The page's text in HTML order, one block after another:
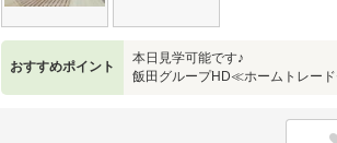
おすすめポイント
本日見学可能です♪
飯田グループHD≪ホームトレー